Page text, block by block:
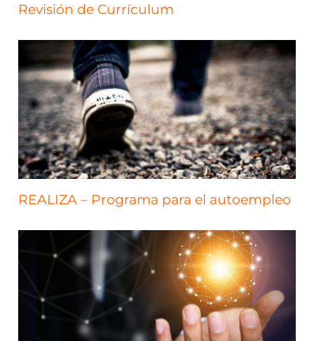
Revisión de Currículum
REALIZA – Programa para el autoempleo